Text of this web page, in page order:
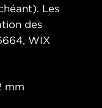
Les
des
WIX
mm